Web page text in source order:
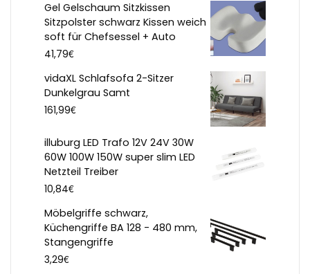
Gel Gelschaum Sitzkissen
Sitzpolster schwarz Kissen weich
soft für Chefsessel + Auto
41,79€
vidaXL Schlafsofa 2-Sitzer
Dunkelgrau Samt
161,99€
illuburg LED Trafo 12V 24V 30W
60W 100W 150W super slim LED
Netzteil Treiber
10,84€
Möbelgriffe schwarz,
Küchengriffe BA 128 - 480 mm,
Stangengriffe
3,29€